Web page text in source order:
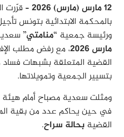
12 مارس (مارس) 2026 –
قرّرت
بالمحكمة الابتدائية بتونس
ورئيسة جمعية “منامتي”
مارس 2026
، مع رفض مطلب
القضية المتعلقة بشبهات فساد
بتسيير الجمعية وتمويلاتها.
ومثلت سعدية مصباح أمام
في حين يحاكم عدد من بقية
القضية بحالة سراح.